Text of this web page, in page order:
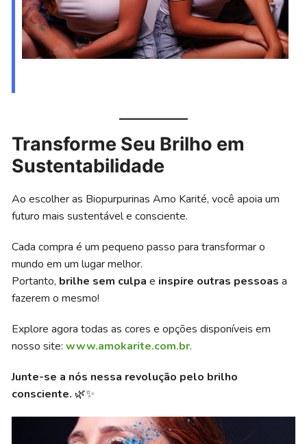
Transforme Seu Brilho em
Sustentabilidade
Ao escolher as Biopurpurinas Amo Karité, você apoia um
futuro mais sustentável e consciente.
Cada compra é um pequeno passo para transformar o
mundo em um lugar melhor.
Portanto, brilhe sem culpae inspire outras pessoas a
fazerem o mesmo!
Explore agora todas as cores e opções disponíveis em
nosso site:www.amokarite.com.br.
Junte-se a nós nessa revolução pelo brilho
consciente. 🌿✨